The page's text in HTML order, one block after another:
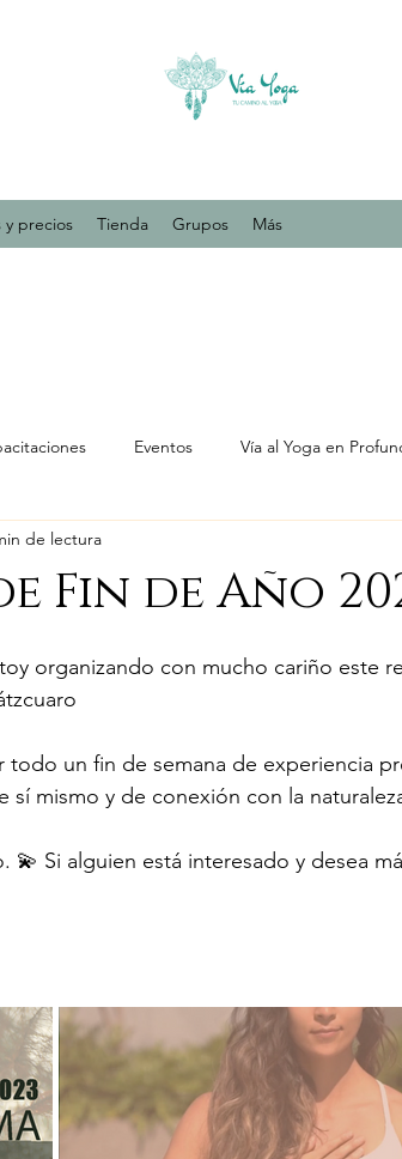
y precios Tienda Grupos Más
Eventos Vía al Yoga en
Fin de Año
de lectura
organizando con mucho cariño este
todo un fin de semana de experiencia
sí mismo y de conexión con la
💫 Si alguien está interesado y desea